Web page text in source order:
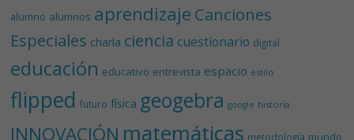
alumno alumnos aprendizaje Canciones
Especiales charla ciencia cuestionario digital
educación educativo entrevista espacio estilo
flipped futuro física geogebra google historia
INNOVACIÓN matemáticas metodología mundo